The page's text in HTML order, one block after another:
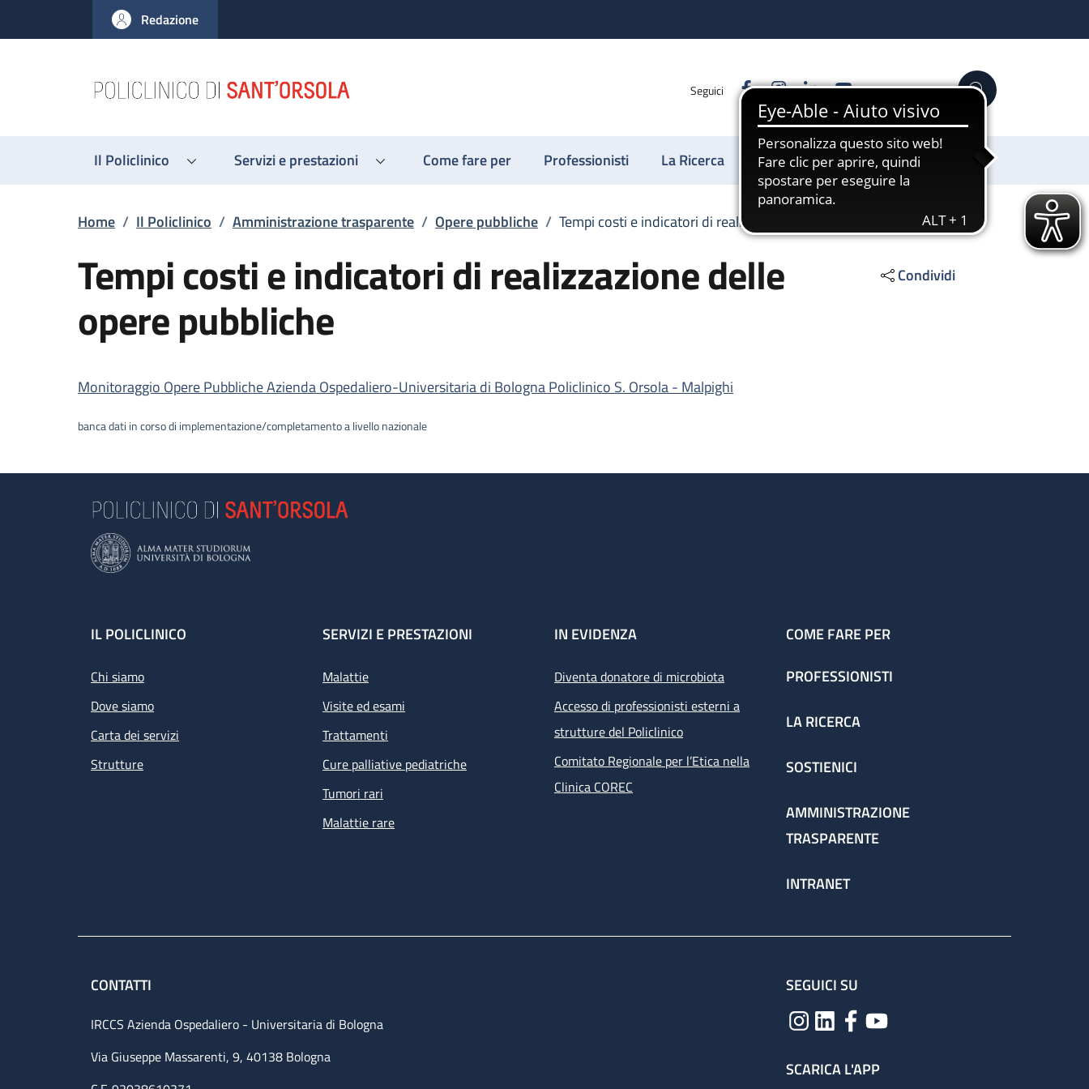
al contenuto principale
to footer content
Redazione
Seguici FacebookInstagram
LinkedinYouTube Cerca
Il Policlinico Servizi e prestazioni Come fare per Professionisti La Ricerca Sostienici
Briciole di pane
Home / Il Policlinico / Amministrazione trasparente / Opere pubbliche / Tempi costi e indicatori di realizzazione delle opere pubbliche
Tempi costi e indicatori di realizzazione delle
opere pubbliche
Condividi
Descrizione
Monitoraggio Opere Pubbliche Azienda Ospedaliero-Universitaria di Bologna Policlinico S. Orsola - Malpighi
banca dati in corso di implementazione/completamento a livello nazionale
Footer
IL POLICLINICO
Chi siamo
Dove siamo
Carta dei servizi
Strutture
SERVIZI E PRESTAZIONI
Malattie
Visite ed esami
Trattamenti
Cure palliative pediatriche
Tumori rari
Malattie rare
IN EVIDENZA
Diventa donatore di microbiota
Accesso di professionisti esterni a
strutture del Policlinico
Comitato Regionale per l’Etica nella
Clinica COREC
COME FARE PER
PROFESSIONISTI
LA RICERCA
SOSTIENICI
AMMINISTRAZIONE
TRASPARENTE
INTRANET
CONTATTI
IRCCS Azienda Ospedaliero - Universitaria di Bologna
Via Giuseppe Massarenti, 9, 40138 Bologna
SEGUICI SU
SCARICA L'APP